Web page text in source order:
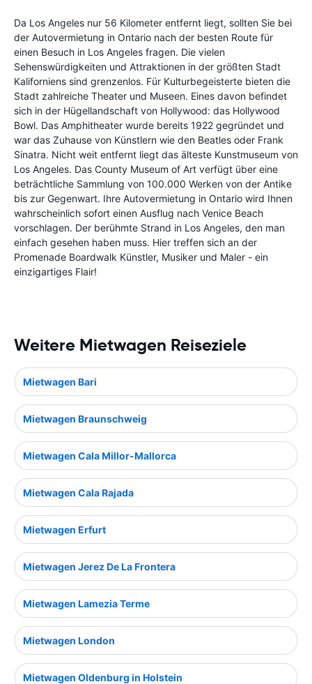
Da Los Angeles nur 56 Kilometer entfernt liegt, sollten Sie bei
der Autovermietung in Ontario nach der besten Route für
einen Besuch in Los Angeles fragen. Die vielen
Sehenswürdigkeiten und Attraktionen in der größten Stadt
Kaliforniens sind grenzenlos. Für Kulturbegeisterte bieten die
Stadt zahlreiche Theater und Museen. Eines davon befindet
sich in der Hügellandschaft von Hollywood: das Hollywood
Bowl. Das Amphitheater wurde bereits 1922 gegründet und
war das Zuhause von Künstlern wie den Beatles oder Frank
Sinatra. Nicht weit entfernt liegt das älteste Kunstmuseum von
Los Angeles. Das County Museum of Art verfügt über eine
beträchtliche Sammlung von 100.000 Werken von der Antike
bis zur Gegenwart. Ihre Autovermietung in Ontario wird Ihnen
wahrscheinlich sofort einen Ausflug nach Venice Beach
vorschlagen. Der berühmte Strand in Los Angeles, den man
einfach gesehen haben muss. Hier treffen sich an der
Promenade Boardwalk Künstler, Musiker und Maler - ein
einzigartiges Flair!
Weitere Mietwagen Reiseziele
Mietwagen Bari
Mietwagen Braunschweig
Mietwagen Cala Millor-Mallorca
Mietwagen Cala Rajada
Mietwagen Erfurt
Mietwagen Jerez De La Frontera
Mietwagen Lamezia Terme
Mietwagen London
Mietwagen Oldenburg in Holstein